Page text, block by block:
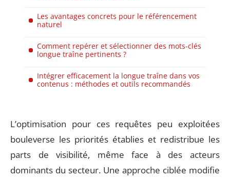
Les avantages concrets pour le référencement
naturel
Comment repérer et sélectionner des mots-clés
longue traîne pertinents ?
Intégrer efficacement la longue traîne dans vos
contenus : méthodes et outils recommandés
L’optimisation pour ces requêtes peu exploitées
bouleverse les priorités établies et redistribue les
parts de visibilité, même face à des acteurs
dominants du secteur. Une approche ciblée modifie